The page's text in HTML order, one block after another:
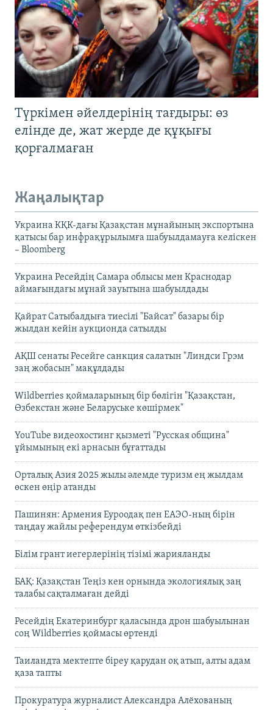
Түркімен әйелдерінің тағдыры: өз
елінде де, жат жерде де құқығы
қорғалмаған
Жаңалықтар
Украина КҚК-дағы Қазақстан мұнайының экспортына
қатысы бар инфрақұрылымға шабуылдамауға келіскен
– Bloomberg
Украина Ресейдің Самара облысы мен Краснодар
аймағындағы мұнай зауытына шабуылдады
Қайрат Сатыбалдыға тиесілі "Байсат" базары бір
жылдан кейін аукционда сатылды
АҚШ сенаты Ресейге санкция салатын "Линдси Грэм
заң жобасын" мақұлдады
Wildberries қоймаларының бір бөлігін "Қазақстан,
Өзбекстан және Беларуське көшірмек"
YouTube видеохостинг қызметі "Русская община"
ұйымының екі арнасын бұғаттады
Орталық Азия 2025 жылы әлемде туризм ең жылдам
өскен өңір атанды
Пашинян: Армения Еуроодақ пен ЕАЭО-ның бірін
таңдау жайлы референдум өткізбейді
Білім грант иегерлерінің тізімі жарияланды
БАҚ: Қазақстан Теңіз кен орнында экологиялық заң
талабы сақталмаған дейді
Ресейдің Екатеринбург қаласында дрон шабуылынан
соң Wildberries қоймасы өртенді
Таиландта мектепте біреу қарудан оқ атып, алты адам
қаза тапты
Прокуратура журналист Александра Алёхованың